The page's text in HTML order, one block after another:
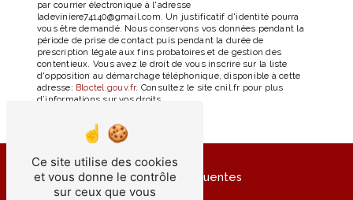
par courrier électronique à l'adresse
ladeviniere74140@gmail.com. Un justificatif d'identité pourra
vous être demandé. Nous conservons vos données pendant la
période de prise de contact puis pendant la durée de
prescription légale aux fins probatoires et de gestion des
contentieux. Vous avez le droit de vous inscrire sur la liste
d'opposition au démarchage téléphonique, disponible à cette
adresse:
Bloctel.gouv.fr. Consultez le site cnil.fr pour plus
d’informations sur vos droits.
Recherches fréquentes
Ce site utilise des cookies
et vous donne le contrôle
sur ceux que vous